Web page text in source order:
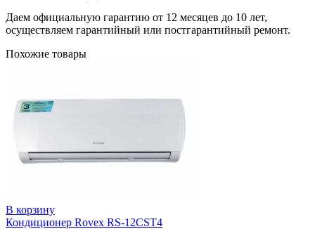
Даем официальную гарантию от 12 месяцев до 10 лет,
осуществляем гарантийный или постгарантийный ремонт.
Похожие товары
В корзину
Кондиционер Rovex RS-12CST4